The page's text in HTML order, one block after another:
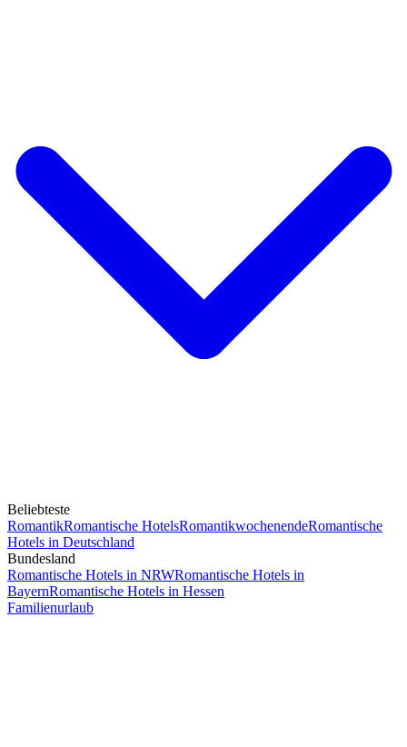
Beliebteste
RomantikRomantische HotelsRomantikwochenendeRomantische
Hotels in Deutschland
Bundesland
Romantische Hotels in NRWRomantische Hotels in
BayernRomantische Hotels in Hessen
Familienurlaub